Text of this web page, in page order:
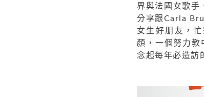
界與法國女歌手
分享跟Carla
女生好朋友，
顏，一個努力教
念起每年必造訪